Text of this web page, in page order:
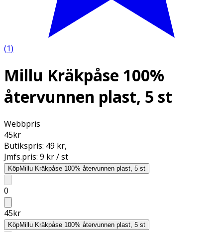
(1)
Millu Kräkpåse 100%
återvunnen plast, 5 st
Webbpris
45kr
Butikspris: 49 kr,
Jmfs.pris: 9 kr / st
KöpMillu Kräkpåse 100% återvunnen plast, 5 st
0
45kr
KöpMillu Kräkpåse 100% återvunnen plast, 5 st